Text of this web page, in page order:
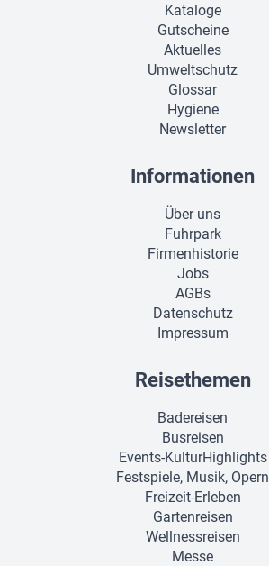
Kataloge
Gutscheine
Aktuelles
Umweltschutz
Glossar
Hygiene
Newsletter
Informationen
Über uns
Fuhrpark
Firmenhistorie
Jobs
AGBs
Datenschutz
Impressum
Reisethemen
Badereisen
Busreisen
Events-KulturHighlights
Festspiele, Musik, Opern
Freizeit-Erleben
Gartenreisen
Wellnessreisen
Messe